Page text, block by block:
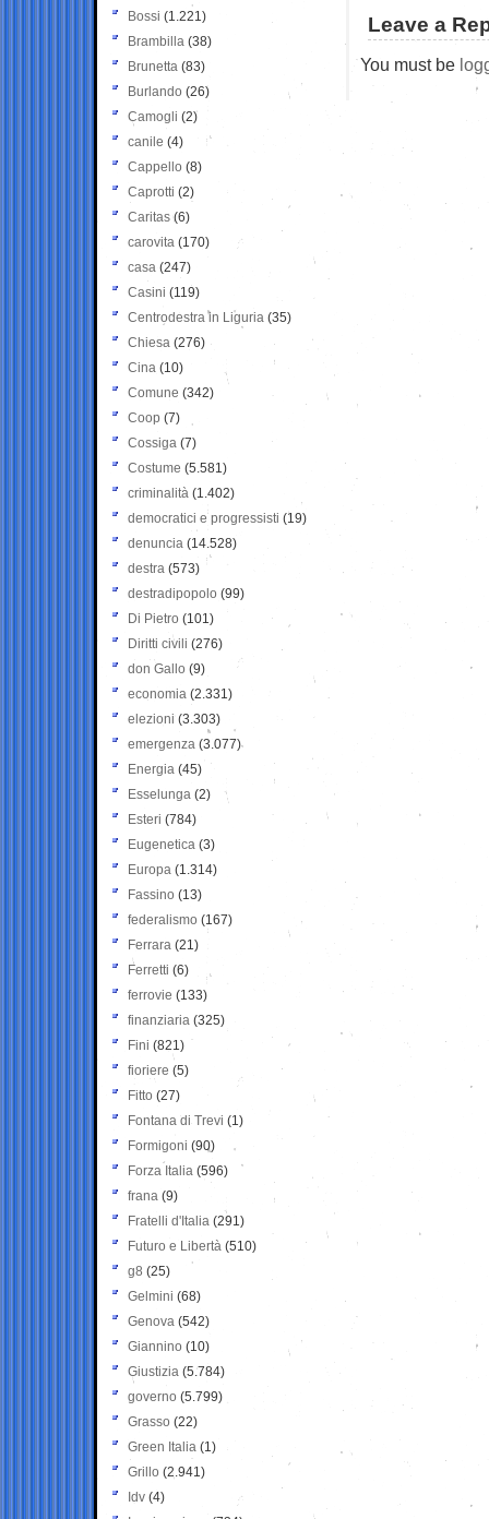
Leave a
You must be
Bossi (1.221)
Brambilla (38)
Brunetta (83)
Burlando (26)
Camogli (2)
canile (4)
Cappello (8)
Caprotti (2)
Caritas (6)
carovita (170)
casa (247)
Casini (119)
Centrodestra in Liguria (35)
Chiesa (276)
Cina (10)
Comune (342)
Coop (7)
Cossiga (7)
Costume (5.581)
criminalità (1.402)
democratici e progressisti (19)
denuncia (14.528)
destra (573)
destradipopolo (99)
Di Pietro (101)
Diritti civili (276)
don Gallo (9)
economia (2.331)
elezioni (3.303)
emergenza (3.077)
Energia (45)
Esselunga (2)
Esteri (784)
Eugenetica (3)
Europa (1.314)
Fassino (13)
federalismo (167)
Ferrara (21)
Ferretti (6)
ferrovie (133)
finanziaria (325)
Fini (821)
fioriere (5)
Fitto (27)
Fontana di Trevi (1)
Formigoni (90)
Forza Italia (596)
frana (9)
Fratelli d'Italia (291)
Futuro e Libertà (510)
g8 (25)
Gelmini (68)
Genova (542)
Giannino (10)
Giustizia (5.784)
governo (5.799)
Grasso (22)
Green Italia (1)
Grillo (2.941)
Idv (4)